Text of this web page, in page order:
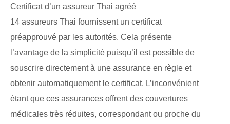
Certificat d’un assureur Thai agréé
14 assureurs Thai fournissent un certificat
préapprouvé par les autorités. Cela présente
l’avantage de la simplicité puisqu’il est possible de
souscrire directement à une assurance en règle et
obtenir automatiquement le certificat. L’inconvénient
étant que ces assurances offrent des couvertures
médicales très réduites, correspondant ou proche du